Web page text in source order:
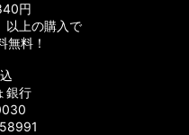
Mg］対応 カ
BIOMASTER SW］対応
円
以上の購入で
料！
銀行